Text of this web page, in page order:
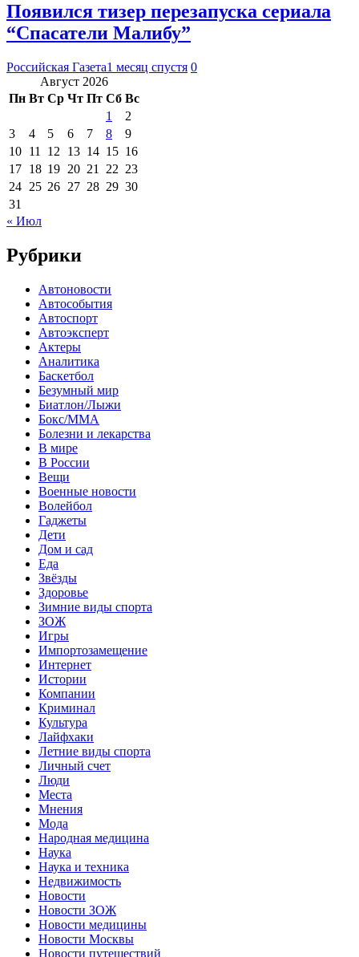
Появился тизер перезапуска сериала
“Спасатели Малибу”
Российская Газета1 месяц спустя 0
Август 2026
Пн Вт Ср Чт Пт Сб Вс
1
2
3
4 5 6 7 8
9
10 11 12 13 14 15 16
17 18 19 20 21 22 23
24 25 26 27 28 29 30
31
« Июл
Рубрики
Автоновости
Автособытия
Автоспорт
Автоэксперт
Актеры
Аналитика
Баскетбол
Безумный мир
Биатлон/Лыжи
Бокс/MMA
Болезни и лекарства
В мире
В России
Вещи
Военные новости
Волейбол
Гаджеты
Дети
Дом и сад
Еда
Звёзды
Здоровье
Зимние виды спорта
ЗОЖ
Игры
Импортозамещение
Интернет
Истории
Компании
Криминал
Культура
Лайфхаки
Летние виды спорта
Личный счет
Люди
Места
Мнения
Мода
Народная медицина
Наука
Наука и техника
Недвижимость
Новости
Новости ЗОЖ
Новости медицины
Новости Москвы
Новости путешествий